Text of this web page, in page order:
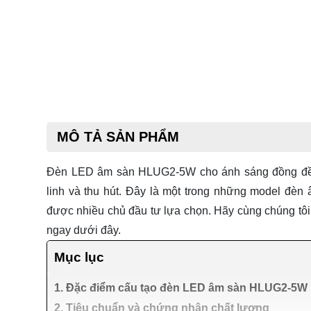
MÔ TẢ SẢN PHẨM
Đèn LED âm sàn HLUG2-5W cho ánh sáng đồng
linh và thu hút. Đây là một trong những modelđèn
được nhiều chủ đầu tư lựa chọn. Hãy cùng chúng
ngay dưới đây.
Mục lục
1. Đặc điểm cấu tạo đèn LED âm sàn HLUG2-5W
2. Tiêu chuẩn và chứng nhận chất lượng